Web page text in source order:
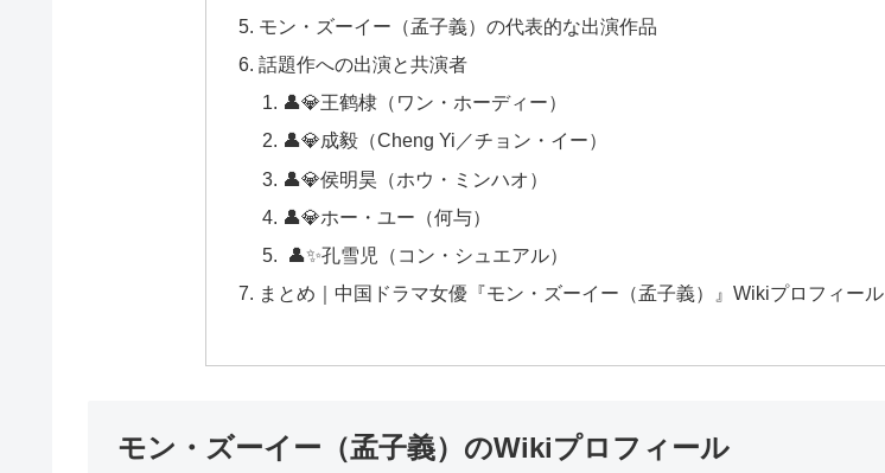
モン・ズーイー（孟子義）の代表的な出演作品
話題作への出演と共演者
👤💎王鹤棣（ワン・ホーディー）
👤💎成毅（Cheng Yi／チョン・イー）
👤💎侯明昊（ホウ・ミンハオ）
👤💎ホー・ユー（何与）
👤✨孔雪児（コン・シュエアル）
まとめ｜中国ドラマ女優『モン・ズーイー（孟子義）』Wikiプロフィール
モン・ズーイー（孟子義）のWikiプロフィール